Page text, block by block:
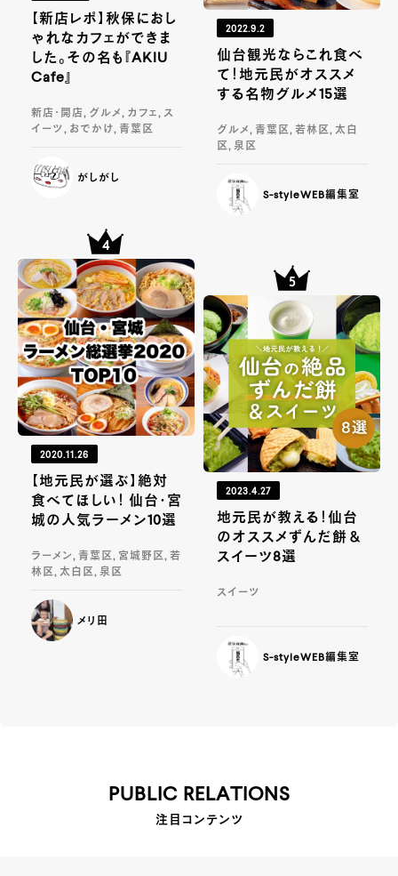
【新店レポ】秋保におし
ゃれなカフェができま
した。その名も『AKIU
Cafe』
新店・開店, グルメ, カフェ, ス
イーツ, おでかけ, 青葉区
がしがし
2022.9.2
仙台観光ならこれ食べ
て！地元民がオススメ
する名物グルメ15選
グルメ, 青葉区, 若林区, 太白
区, 泉区
S-styleWEB編集室
2020.11.26
【地元民が選ぶ】絶対
食べてほしい！ 仙台・宮
城の人気ラーメン10選
ラーメン, 青葉区, 宮城野区, 若
林区, 太白区, 泉区
メリ田
2023.4.27
地元民が教える！仙台
のオススメずんだ餅＆
スイーツ8選
スイーツ
S-styleWEB編集室
PUBLIC RELATIONS
注目コンテンツ